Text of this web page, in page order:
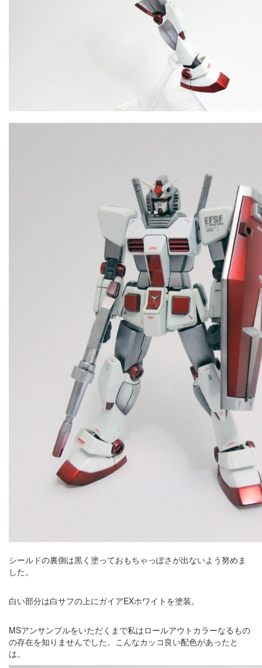
シールドの裏側は黒く塗っておもちゃっぽさが出ないよう努めま
した。
白い部分は白サフの上にガイアEXホワイトを塗装。
MSアンサンブルをいただくまで私はロールアウトカラーなるもの
の存在を知りませんでした。こんなカッコ良い配色があったと
は。